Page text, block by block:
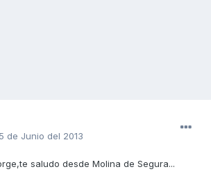
de Junio del 2013
saludo desde Molina de Segura...